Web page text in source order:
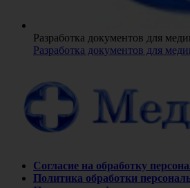
Разработка документов для
Разработка документов для
Согласие на обработку
Политика обработки